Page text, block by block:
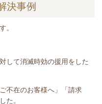
決事例
。
して消滅時効の援用をした
不在のお客様へ」「請求
た。